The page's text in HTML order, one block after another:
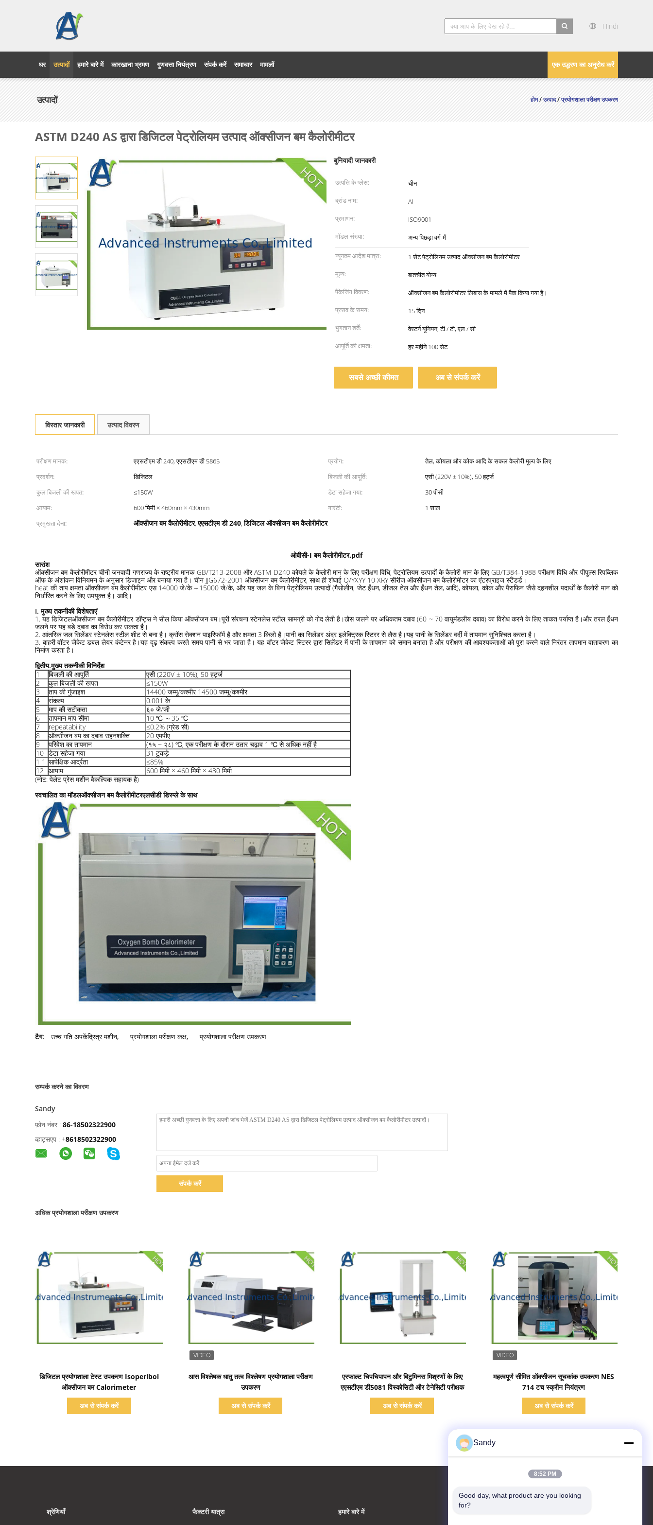
Hindi
एक उद्धरण का अनुरोध करें
घर उत्पादों हमारे बारे में कारखाना भ्रमण गुणवत्ता नियंत्रण संपर्क करें समाचार मामलों
उत्पादों होम/उत्पाद/प्रयोगशाला परीक्षण उपकरण
ASTM D240 AS द्वारा डिजिटल पेट्रोलियम उत्पाद ऑक्सीजन बम कैलोरीमीटर
बुनियादी जानकारी
उत्पत्ति के प्लेस:
चीन
ब्रांड नाम:
AI
प्रमाणन:
ISO9001
मॉडल संख्या:
अन्य पिछड़ा वर्ग-मैं
न्यूनतम आदेश मात्रा:
1 सेट पेट्रोलियम उत्पाद ऑक्सीजन बम कैलोरीमीटर
मूल्य:
बातचीत योग्य
पैकेजिंग विवरण:
ऑक्सीजन बम कैलोरीमीटर लिबास के मामले में पैक किया गया है।
प्रसव के समय:
15 दिन
भुगतान शर्तें:
वेस्टर्न यूनियन, टी / टी, एल / सी
आपूर्ति की क्षमता:
हर महीने 100 सेट
सबसे अच्छी कीमत अब से संपर्क करें
विस्तार जानकारी उत्पाद विवरण
परीक्षण मानक: एएसटीएम डी 240, एएसटीएम डी 5865 प्रयोग:
तेल, कोयला और कोक आदि के सकल कैलोरी मूल्य के लिए
प्रदर्शन:
डिजिटल बिजली की आपूर्ति:
एसी (220V ± 10%), 50 हर्ट्ज
कुल बिजली की खपत:
≤150W डेटा सहेजा गया:
30 पीसी
आयाम:
600 मिमी × 460mm × 430mm गारंटी:
1 साल
प्रमुखता देना:
ऑक्सीजन बम कैलोरीमीटर,एएसटीएम डी 240,डिजिटल ऑक्सीजन बम कैलोरीमीटर
ओबीसी-I बम कैलोरीमीटर.pdf
सारांश
ऑक्सीजन बम कैलोरीमीटरचीनी जनवादी गणराज्य के राष्ट्रीय मानक GB/T213-2008 और ASTM D240 कोयले के कैलोरी मान के लिए परीक्षण विधि, पेट्रोलियम उत्पादों के कैलोरी मान के लिए GB/T384-1988 परीक्षण विधि और पीपुल्स रिपब्लिक
ऑफ के अंशांकन विनियमन के अनुसार डिजाइन और बनाया गया है। चीन JJG672-2001 ऑक्सीजन बम कैलोरीमीटर, साथ ही शंघाई Q/YXYY 10 XRY सीरीज ऑक्सीजन बम कैलोरीमीटर का एंटरप्राइज स्टैंडर्ड।
heat की ताप क्षमताऑक्सीजन बम कैलोरीमीटर एस 14000 जे/के～15000 जे/के, और यह जल के बिना पेट्रोलियम उत्पादों (गैसोलीन, जेट ईंधन, डीजल तेल और ईंधन तेल, आदि), कोयला, कोक और पैराफिन जैसे दहनशील पदार्थों के कैलोरी मान को
निर्धारित करने के लिए उपयुक्त है। आदि।
I. मुख्य तकनीकी विशेषताएं
1. यह डिजिटलऑक्सीजन बम कैलोरीमीटर डॉप्ट्स ने सील किया ऑक्सीजन बम।पूरी संरचना स्टेनलेस स्टील सामग्री को गोद लेती है।ठोस जलने पर अधिकतम दबाव (60 ~ 70 वायुमंडलीय दबाव) का विरोध करने के लिए ताकत पर्याप्त है।और तरल ईंधन
जलने पर यह बड़े दबाव का विरोध कर सकता है।
2. आंतरिक जल सिलेंडर स्टेनलेस स्टील शीट से बना है। क्रॉस सेक्शन पाइरिफॉर्म है और क्षमता 3 किलो है।पानी का सिलेंडर अंदर इलेक्ट्रिक स्टिरर से लैस है।यह पानी के सिलेंडर वर्दी में तापमान सुनिश्चित करता है।
3. बाहरी वॉटर जैकेट डबल लेयर कंटेनर है।यह दृढ़ संकल्प करते समय पानी से भर जाता है। यह वॉटर जैकेट स्टिरर द्वारा सिलेंडर में पानी के तापमान को समान बनाता है और परीक्षण की आवश्यकताओं को पूरा करने वाले निरंतर तापमान वातावरण का
निर्माण करता है।
द्वितीय.मुख्य तकनीकी विनिर्देश
1
बिजली की आपूर्ति
एसी (220V ± 10%), 50 हर्ट्ज
2
कुल बिजली की खपत
≤150W
3
ताप की गुंजाइश
14400 जम्मू/कश्मीर 14500 जम्मू/कश्मीर
4
संकल्प
0.001 के
5
माप की सटीकता
६० जे/जी
6
तापमान माप सीमा
10 ℃ ～35 ℃
7
repeatability
≤0.2% (ग्रेड सी)
8
ऑक्सीजन बम का दबाव सहनशक्ति
20 एमपीए
9
परिवेश का तापमान
(१५ ~ २८) ℃, एक परीक्षण के दौरान उतार चढ़ाव 1 ℃ से अधिक नहीं है
10 डेटा सहेजा गया
31 टुकड़े
1 1 सापेक्षिक आर्द्रता
≤85%
12 आयाम
600 मिमी × 460 मिमी × 430 मिमी
(नोट: पेलेट प्रेस मशीन वैकल्पिक सहायक है)
स्वचालित का मॉडलऑक्सीजन बम कैलोरीमीटरएलसीडी डिस्प्ले के साथ
टैग: उच्च गति अपकेंद्रित्र मशीन, प्रयोगशाला परीक्षण कक्ष, प्रयोगशाला परीक्षण उपकरण
सम्पर्क करने का विवरण
Sandy
फ़ोन नंबर : 86-18502322900
व्हाट्सएप : +8618502322900
संपर्क करें
अधिक प्रयोगशाला परीक्षण उपकरण
डिजिटल प्रयोगशाला टेस्ट उपकरण Isoperibol
ऑक्सीजन बम Calorimeter
अब से संपर्क करें
आस विश्लेषक धातु तत्व विश्लेषण प्रयोगशाला परीक्षण
उपकरण
अब से संपर्क करें
एस्फाल्ट चिपचिपापन और बिटुमिनस मिश्रणों के लिए
एएसटीएम डी5081 विस्कोसिटी और टेनेसिटी परीक्षक
अब से संपर्क करें
महत्वपूर्ण सीमित ऑक्सीजन सूचकांक उपकरण NES
714 टच स्क्रीन नियंत्रण
अब से संपर्क करें
श्रेणियाँ फैक्टरी यात्रा हमारे बारे में
Sandy
8:52 PM
Good day, what product are you looking
for?